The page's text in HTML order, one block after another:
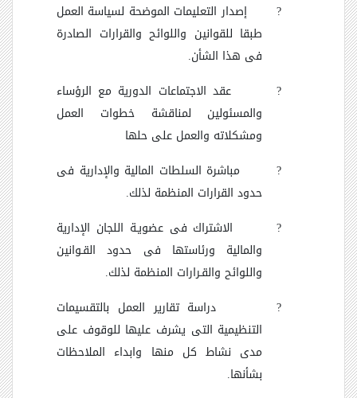
?
إصدار التعليمات الموضحة لسياسة العمل
طبقا للقوانين واللوائح والقرارات الصادرة
فى هذا الشأن.
?
عقد الاجتماعات الدورية مع الرؤساء
والمسئولين لمناقشة خطوات العمل
ومشكلاته والعمل على حلها
?
مباشرة السلطات المالية والإدارية فى
حدود القرارات المنظمة لذلك.
?
الاشتراك فى عضويـة اللجان الإدارية
والمالية ورئاستها فى حدود القـوانين
واللوائح والقـرارات المنظمة لذلك.
?
دراسة تقارير العمل بالتقسيمات
التنظيمية التى يشرف عليها للوقوف على
مدى نشاط كل منها وابداء الملاحظات
بشأنها.